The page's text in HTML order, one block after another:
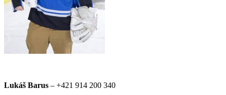
Lukáš Barus – +421 914 200 340